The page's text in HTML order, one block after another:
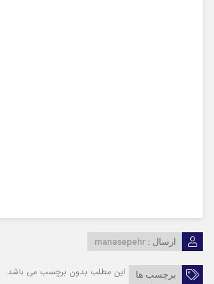
ارسال : manasepehr
برچسب ها این مطلب بدون برچسب می باشد.